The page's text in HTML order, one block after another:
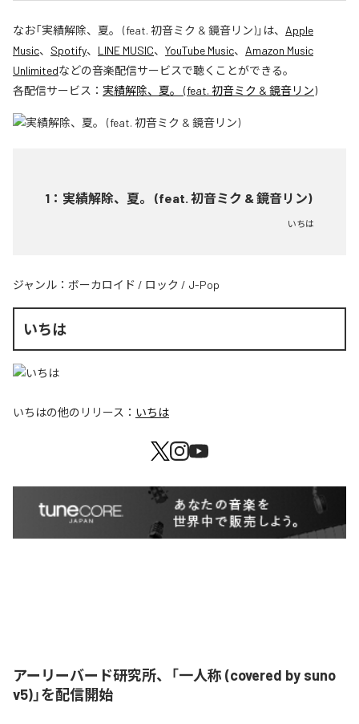
なお「実績解除、夏。 (feat. 初音ミク & 鏡音リン)」は、 Apple
Music、 Spotify、 LINE MUSIC、 YouTube Music、 Amazon Music
Unlimitedなどの音楽配信サービスで聴くことができる。
各配信サービス： 実績解除、夏。 (feat. 初音ミク & 鏡音リン)
1 ： 実績解除、夏。 (feat. 初音ミク & 鏡音リン)
いちは
ジャンル： ボーカロイド / ロック / J-Pop
いちは
いちはの他のリリース： いちは
アーリーバード研究所、「一人称 (covered by suno
v5)」を配信開始